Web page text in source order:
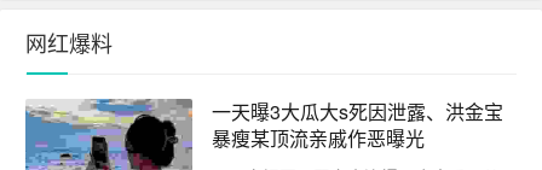
网红爆料
一天曝3大瓜大s死因泄露、洪金宝
暴瘦某顶流亲戚作恶曝光